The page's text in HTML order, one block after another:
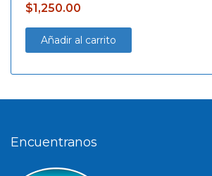
$1,250.00
Añadir al carrito
Encuentranos